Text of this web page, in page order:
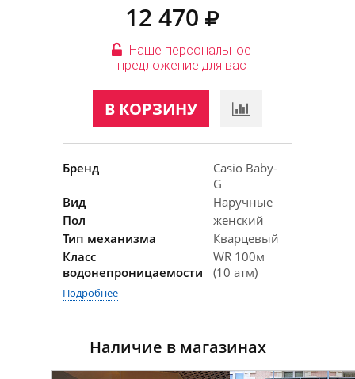
12 470
Наше персональное
предложение для вас
В КОРЗИНУ
Бренд
Casio Baby-
G
Вид
Наручные
Пол
женский
Тип механизма
Кварцевый
Класс
водонепроницаемости
WR 100м
(10 атм)
Подробнее
Наличие в магазинах